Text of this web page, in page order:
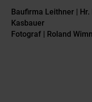
Baufirma Leithner |
Kasbauer
Fotograf | Roland